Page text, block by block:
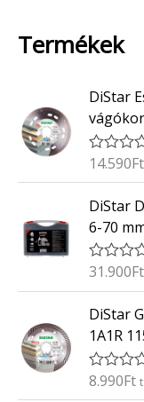
Termékek
DiStar
É
é
k
e
l
s
:
/
5
14.590Ft
DiStar
6-70
É
é
k
e
l
é
s
:
31.900Ft
DiStar
1A1R
É
8.990Ft